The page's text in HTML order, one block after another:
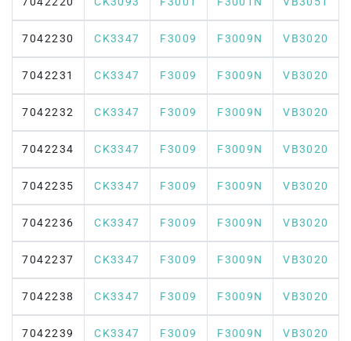
7042230 CK3347 F3009 F3009N VB3020
7042231 CK3347 F3009 F3009N VB3020
7042232 CK3347 F3009 F3009N VB3020
7042234 CK3347 F3009 F3009N VB3020
7042235 CK3347 F3009 F3009N VB3020
7042236 CK3347 F3009 F3009N VB3020
7042237 CK3347 F3009 F3009N VB3020
7042238 CK3347 F3009 F3009N VB3020
7042239 CK3347 F3009 F3009N VB3020